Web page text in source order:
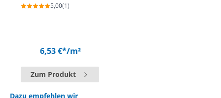
5,00(1)
6,53 €*/m²
Zum Produkt
Dazu empfehlen wir